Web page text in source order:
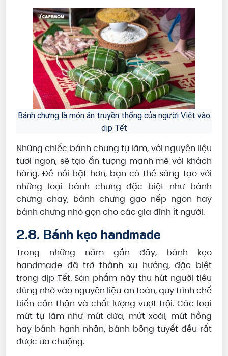
Bánh chưng là món ăn truyền thống của người Việt vào
dịp Tết
Những chiếc bánh chưng tự làm, với nguyên liệu
tươi ngon, sẽ tạo ấn tượng mạnh mẽ với khách
hàng. Để nổi bật hơn, bạn có thể sáng tạo với
những loại bánh chưng đặc biệt như bánh
chưng chay, bánh chưng gạo nếp ngon hay
bánh chưng nhỏ gọn cho các gia đình ít người.
2.8. Bánh kẹo handmade
Trong những năm gần đây, bánh kẹo
handmade đã trở thành xu hướng, đặc biệt
trong dịp Tết. Sản phẩm này thu hút người tiêu
dùng nhờ vào nguyên liệu an toàn, quy trình chế
biến cẩn thận và chất lượng vượt trội. Các loại
mứt tự làm như mứt dừa, mứt xoài, mứt hồng
hay bánh hạnh nhân, bánh bông tuyết đều rất
được ưa chuộng.